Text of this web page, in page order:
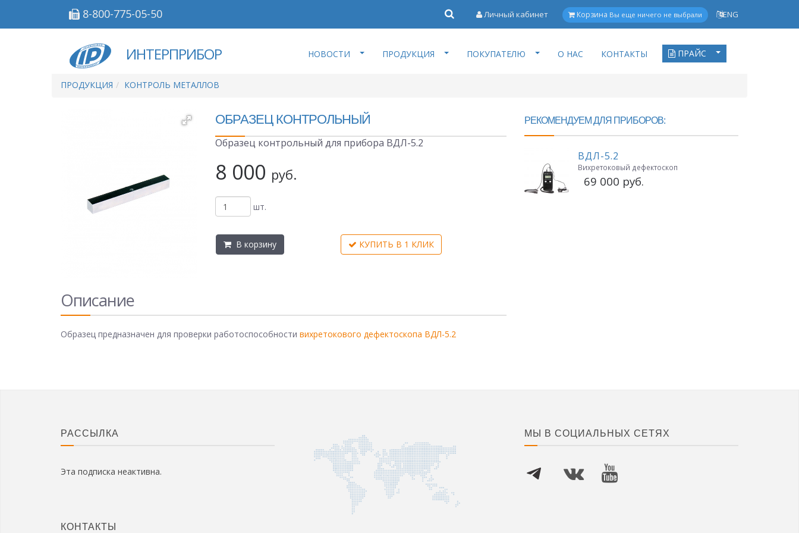
8-800-775-05-50 Личный кабинет Корзина Вы еще ничего не выбрали ENG
ИНТЕРПРИБОР НОВОСТИ ПРОДУКЦИЯ ПОКУПАТЕЛЮ О НАС КОНТАКТЫ ПРАЙС
ПРОДУКЦИЯ КОНТРОЛЬ МЕТАЛЛОВ
ОБРАЗЕЦ КОНТРОЛЬНЫЙ
Образец контрольный для прибора ВДЛ-5.2
8 000 руб.
шт.
В корзину КУПИТЬ В 1 КЛИК
Описание
Образец предназначен для проверки работоспособности вихретокового дефектоскопа ВДЛ-5.2
РЕКОМЕНДУЕМ ДЛЯ ПРИБОРОВ:
ВДЛ-5.2
Вихретоковый дефектоскоп
69 000 руб.
РАССЫЛКА
Эта подписка неактивна.
МЫ В СОЦИАЛЬНЫХ СЕТЯХ
КОНТАКТЫ